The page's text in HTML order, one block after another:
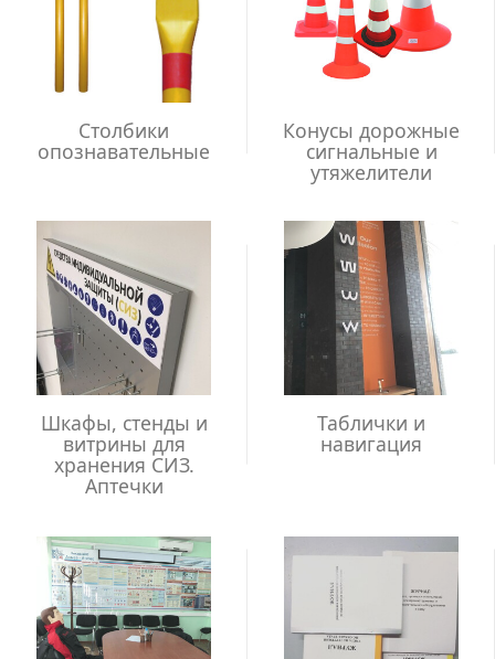
Столбики
опознавательные
Конусы дорожные
сигнальные и
утяжелители
Шкафы, стенды и
витрины для
хранения СИЗ.
Аптечки
Таблички и
навигация